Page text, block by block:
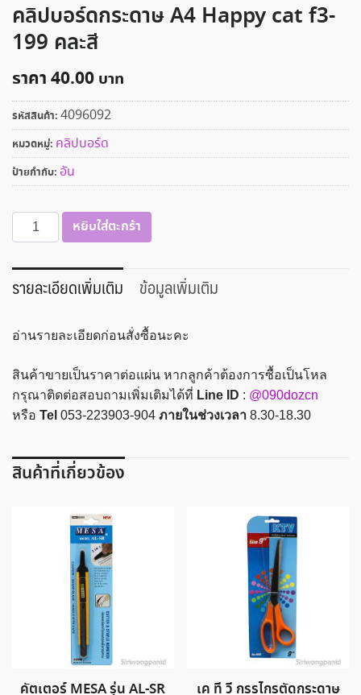
คลิปบอร์ดกระดาษ A4 Happy cat f3-
199 คละสี
ราคา40.00
รหัสสินค้า: 4096092
หมวดหมู่: คลิปบอร์ด
ป้ายกำกับ: อัน
จำนวน
คลิปบอร์ด
A4
Happy
f3-
คละ
สี
ชิ้น
หยิบใส่ตะกร้า
รายละเอียดเพิ่มเติม ข้อมูลเพิ่มเติม
อ่านรายละเอียดก่อนสั่งซื้อนะคะ
สินค้าขายเป็นราคาต่อแผ่น หากลูกค้าต้องการซื้อเป็นโหล
กรุณาติดต่อสอบถามเพิ่มเติมได้ที่ Line ID : @090dozcn
หรือ Tel 053-223903-904 ภายในช่วงเวลา 8.30-18.30
สินค้าที่เกี่ยวข้อง
คัตเตอร์ MESA รุ่น AL-SR
เค ที วี กรรไกรตัดกระดาษ